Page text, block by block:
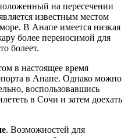
на пересечении
известным местом
В Анапе имеется низкая
более переносимой для
болеет.
в настоящее время
в Анапе. Однако можно
воспользовавшись
в Сочи и затем доехать
. Возможностей для